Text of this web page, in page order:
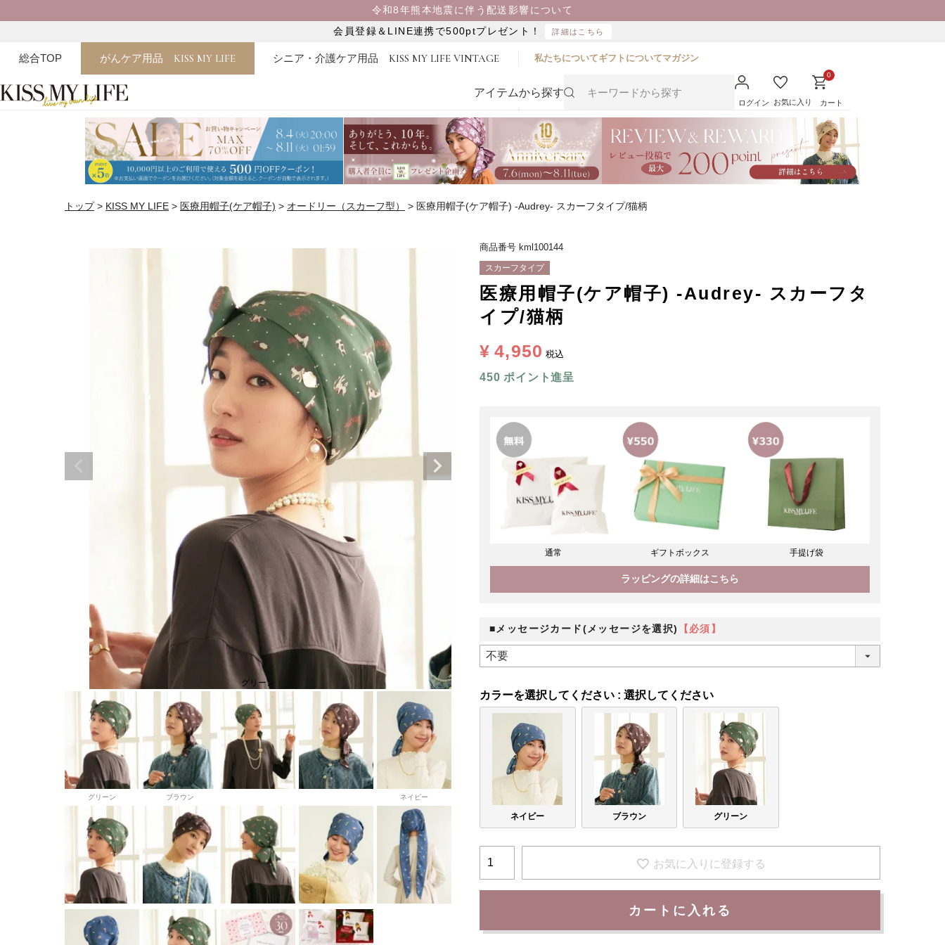
令和8年熊本地震に伴う配送影響について
会員登録＆LINE連携で500ptプレゼント！
詳細はこちら
総合TOP がんケア用品 KISS MY LIFE シニア・介護ケア用品 KISS MY LIFE VINTAGE 私たちについてギフトについてマガジン
アイテムから探す
ログイン お気に入り
0
カート
トップ KISS MY LIFE 医療用帽子(ケア帽子) オードリー（スカーフ型） 医療用帽子(ケア帽子) -Audrey- スカーフタイプ/猫柄
グリーン
グリーン ブラウン ネイビー
商品番号 kml100144
スカーフタイプ
医療用帽子(ケア帽子) -Audrey- スカーフタ
イプ/猫柄
¥ 4,950 税込
450 ポイント進呈
通常 ギフトボックス 手提げ袋
ラッピングの詳細はこちら
■メッセージカード(メッセージを選択) 【必須】
カラー 選択してください
ネイビー ブラウン グリーン
お気に入りに登録する
カートに入れる